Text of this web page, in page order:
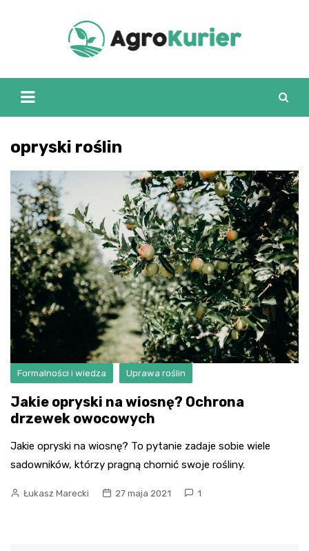
opryski roślin
Formalności i wiedza Uprawa roślin
Jakie opryski na wiosnę? Ochrona
drzewek owocowych
Jakie opryski na wiosnę? To pytanie zadaje sobie wiele
sadowników, którzy pragną chornić swoje rośliny.
Łukasz Marecki 27 maja 2021 1